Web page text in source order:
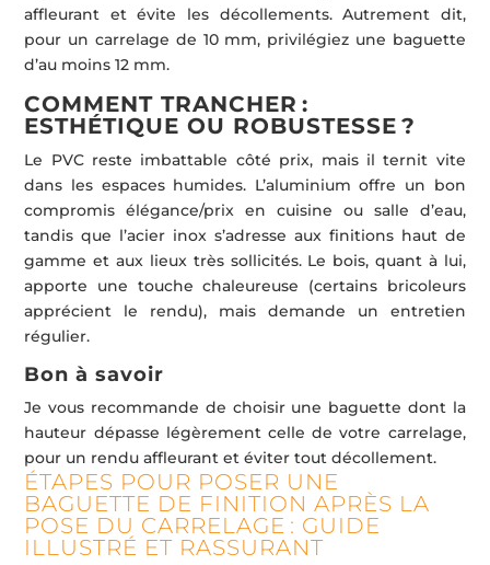
affleurant et évite les décollements. Autrement dit,
pour un carrelage de 10 mm, privilégiez une baguette
d’au moins 12 mm.
COMMENT TRANCHER :
ESTHÉTIQUE OU ROBUSTESSE ?
Le PVC reste imbattable côté prix, mais il ternit vite
dans les espaces humides. L’aluminium offre un bon
compromis élégance/prix en cuisine ou salle d’eau,
tandis que l’acier inox s’adresse aux finitions haut de
gamme et aux lieux très sollicités. Le bois, quant à lui,
apporte une touche chaleureuse (certains bricoleurs
apprécient le rendu), mais demande un entretien
régulier.
Bon à savoir
Je vous recommande de choisir une baguette dont la
hauteur dépasse légèrement celle de votre carrelage,
pour un rendu affleurant et éviter tout décollement.
ÉTAPES POUR POSER UNE
BAGUETTE DE FINITION APRÈS LA
POSE DU CARRELAGE : GUIDE
ILLUSTRÉ ET RASSURANT